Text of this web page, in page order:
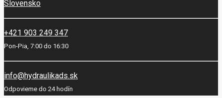
Slovensko
+421 903 249 347
Pon-Pia, 7:00 do 16:30
info@hydraulikads.sk
Odpovieme do 24 hodín